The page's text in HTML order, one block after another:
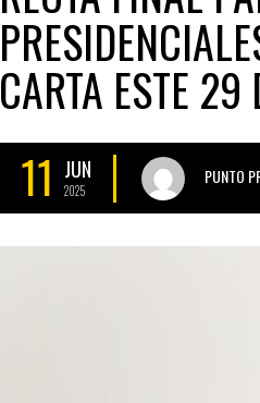
CARTA ESTE 29
11 JUN
2025
PUNTO